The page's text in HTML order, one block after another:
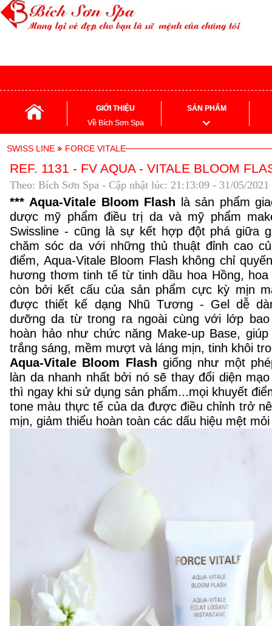
GIỚI THIỆU
Về Bích Sơn Spa
SẢN PHẨM
SWISS LINE FORCE VITALE
REF. 1131 - FV AQUA - VITALE BLOOM
Theo: Bích Sơn Spa - Cập nhật lúc: 21:13:09 - 31/05/2021
*** Aqua-Vitale Bloom Flash là sản phẩm
dược mỹ phẩm điều trị da và mỹ phẩm
Swissline - cũng là sự kết hợp đột phá giữa
chăm sóc da với những thủ thuật đỉnh cao
điểm, Aqua-Vitale Bloom Flash không chỉ
hương thơm tinh tế từ tinh dầu hoa Hồng,
còn bởi kết cấu của sản phẩm cực kỳ mịn
được thiết kế dạng Nhũ Tương - Gel dễ
dưỡng da từ trong ra ngoài cùng với lớp
hoàn hảo như chức năng Make-up Base,
trắng sáng, mềm mượt và láng mịn, tinh khôi
Aqua-Vitale Bloom Flash giống như một
làn da nhanh nhất bởi nó sẽ thay đổi diện
thì ngay khi sử dụng sản phẩm...mọi khuyết
tone màu thực tế của da được điều chỉnh trở
mịn, giảm thiểu hoàn toàn các dấu hiệu mệt